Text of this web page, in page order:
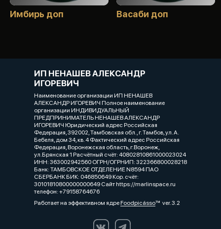
Имбирь доп Васаби доп
ИП НЕНАШЕВ АЛЕКСАНДР
ИГОРЕВИЧ
Наименование организации ИП НЕНАШЕВ
АЛЕКСАНДР ИГОРЕВИЧ Полное наименование
организации ИНДИВИДУАЛЬНЫЙ
ПРЕДПРИНИМАТЕЛЬ НЕНАШЕВ АЛЕКСАНДР
ИГОРЕВИЧ Юридический адрес Российская
Федерация, 392002, Тамбовская обл., г. Тамбов, ул. А.
Бебеля, дом 34, кв. 4 Фактический адрес Российская
Федерация, Воронежская область, г.Воронеж,
ул.Брянская 1 Расчётный счёт: 40802810861000023024
ИНН: 363002942560 ОГРН/ОГРНИП: 322366800028218
Банк: ТАМБОВСКОЕ ОТДЕЛЕНИЕ N8594 ПАО
СБЕРБАНК БИК: 046850649 Кор. счёт:
30101810800000000649 Сайт https://marlinspace.ru
телефон: +79158764676
Работает на эффективном ядреFoodpicássover. 3.2